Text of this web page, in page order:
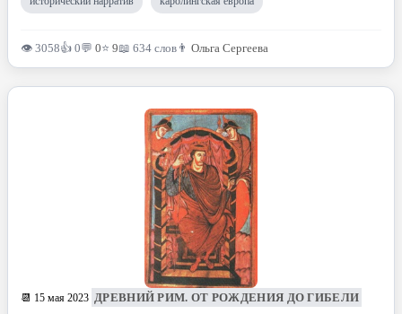
👁 3058👍 0💬 0⭐ 9📖 634 слов 👨 Ольга Сергеева
📆 15 мая 2023 ДРЕВНИЙ РИМ. ОТ РОЖДЕНИЯ ДО ГИБЕЛИ